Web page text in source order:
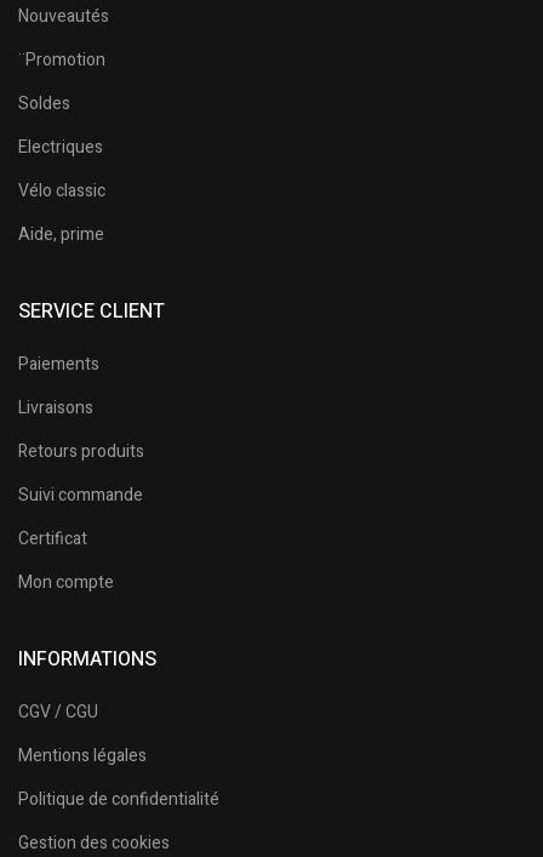
Nouveautés
¨Promotion
Soldes
Electriques
Vélo classic
Aide, prime
SERVICE CLIENT
Paiements
Livraisons
Retours produits
Suivi commande
Certificat
Mon compte
INFORMATIONS
CGV / CGU
Mentions légales
Politique de confidentialité
Gestion des cookies